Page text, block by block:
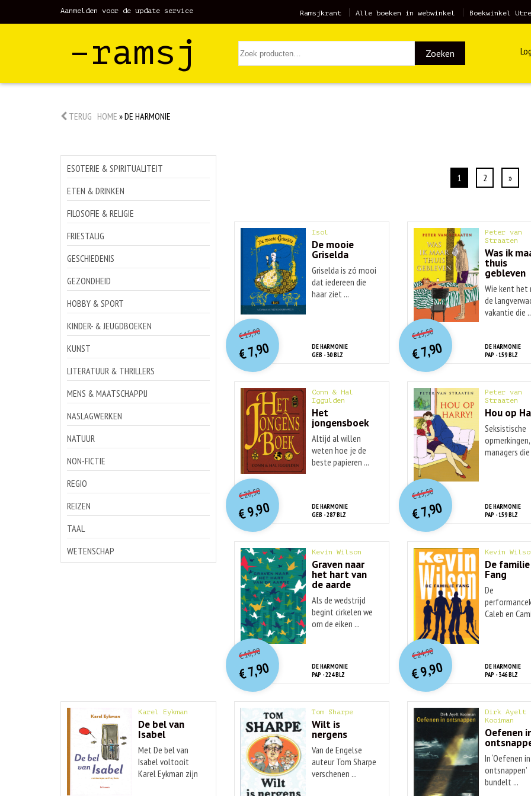
Aanmelden voor de update service Ramsjkrant Alle boeken in webwinkel Boekwinkel
–ramsj Zoeken
TERUG HOME »DE HARMONIE
ESOTERIE & SPIRITUALITEIT
ETEN & DRINKEN
FILOSOFIE & RELIGIE
FRIESTALIG
GESCHIEDENIS
GEZONDHEID
HOBBY & SPORT
KINDER- & JEUGDBOEKEN
KUNST
LITERATUUR & THRILLERS
MENS & MAATSCHAPPIJ
NASLAGWERKEN
NATUUR
NON-FICTIE
REGIO
REIZEN
TAAL
WETENSCHAP
1 2 »
Isol
De mooie
Griselda
Griselda is zó mooi
dat iedereen die
haar ziet ...
DE HARMONIE
GEB - 30 BLZ
€15,90O
orspr
onkelijke
prijs
was:
€ 15,90.
€7,90
Huidige
prijs
is:
€ 7,90.
Peter van
Straaten
Was ik
thuis
gebleven
Wie kent het
de
vakantie die
DE HARMONIE
PAP - 159 BLZ
€15,50O
orspr
onkelijke
prijs
was:
€ 15,50.
€7,90
Huidige
prijs
is:
€ 7,90.
Conn & Hal
Iggulden
Het
jongensboek
Altijd al willen
weten hoe je de
beste papieren ...
DE HARMONIE
GEB - 287 BLZ
€28,50O
orspr
onkelijke
prijs
was:
€ 28,50.
€9,90
Huidige
prijs
is:
€ 9,90.
Peter van
Straaten
Hou op
Seksistische
opmerkingen,
managers
DE HARMONIE
PAP - 159 BLZ
€15,50O
orspr
onkelijke
prijs
was:
€ 15,50.
€7,90
Huidige
prijs
is:
€ 7,90.
Kevin Wilson
Graven naar
het hart van
de aarde
Als de wedstrijd
begint cirkelen we
om de eiken ...
DE HARMONIE
PAP - 224 BLZ
€18,90O
orspr
onkelijke
prijs
was:
€ 18,90.
€7,90
Huidige
prijs
is:
€ 7,90.
Kevin
De familie
Fang
De
Caleb en
DE HARMONIE
PAP - 346 BLZ
€24,90O
orspr
onkelijke
prijs
was:
€ 24,90.
€9,90
Huidige
prijs
is:
€ 9,90.
Karel Eykman
De bel van
Isabel
Met De bel van
Isabel voltooit
Karel Eykman zijn
Tom Sharpe
Wilt is
nergens
Van de Engelse
auteur Tom Sharpe
verschenen ...
Dirk Ayelt
Kooiman
Oefenen
In ‘Oefenen in
ontsnappen’
bundelt ...